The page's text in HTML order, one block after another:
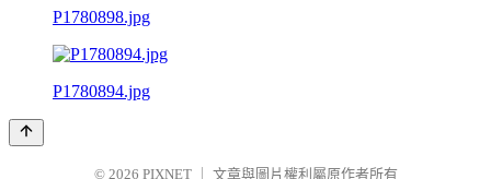
P1780898.jpg
P1780894.jpg
© 2026 PIXNET 文章與圖片權利屬原作者所有